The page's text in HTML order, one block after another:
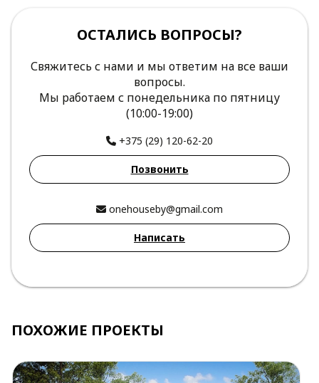
ОСТАЛИСЬ ВОПРОСЫ?
Свяжитесь с нами и мы ответим на все ваши
вопросы.
Мы работаем с понедельника по пятницу
(10:00-19:00)
+375 (29) 120-62-20
Позвонить
onehouseby@gmail.com
Написать
ПОХОЖИЕ ПРОЕКТЫ